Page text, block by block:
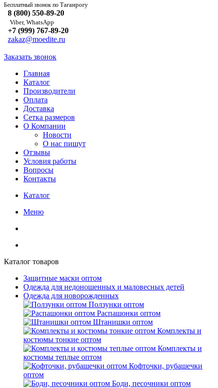
Бесплатный звонок по Таганрогу
8 (800) 550-89-20
Viber, WhatsApp
+7 (999) 767-89-20
zakaz@moedite.ru
Заказать звонок
Главная
Каталог
Производители
Оплата
Доставка
Сетка размеров
О Компании
Новости
О нас пишут
Отзывы
Условия работы
Вопросы
Контакты
Каталог
Меню
Каталог товаров
Защитные маски оптом
Одежда для недоношенных и маловесных детей
Одежда для новорожденных
Ползунки оптом
Распашонки оптом
Штанишки оптом
Комплекты и
костюмы тонкие оптом
Комплекты и
костюмы теплые оптом
Кофточки, рубашечки
оптом
Боди, песочники оптом